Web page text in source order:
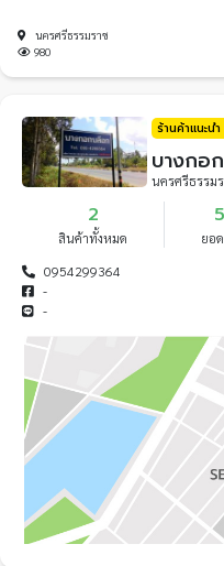
นครศรีธรรมราช
980
ร้านค้าแนะนำ
บางกอ
นครศรีธรรม
2
สินค้าทั้งหมด ยอ
0954299364
-
-